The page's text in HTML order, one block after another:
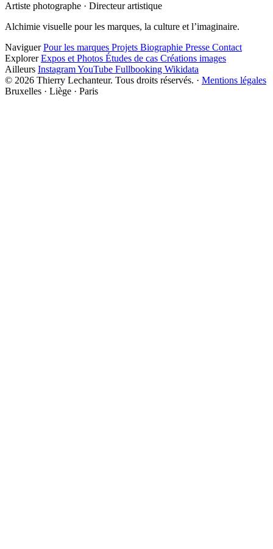
Artiste photographe · Directeur artistique
Alchimie visuelle pour les marques, la culture et l’imaginaire.
Naviguer Pour les marques Projets Biographie Presse Contact
Explorer Expos et Photos Études de cas Créations images
Ailleurs InstagramYouTube Fullbooking Wikidata
© 2026 Thierry Lechanteur. Tous droits réservés. · Mentions légales
Bruxelles · Liège · Paris